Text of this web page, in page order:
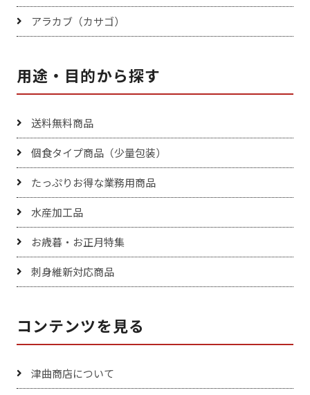
アラカブ（カサゴ）
用途・目的から探す
送料無料商品
個食タイプ商品（少量包装）
たっぷりお得な業務用商品
水産加工品
お歳暮・お正月特集
刺身維新対応商品
コンテンツを見る
津曲商店について